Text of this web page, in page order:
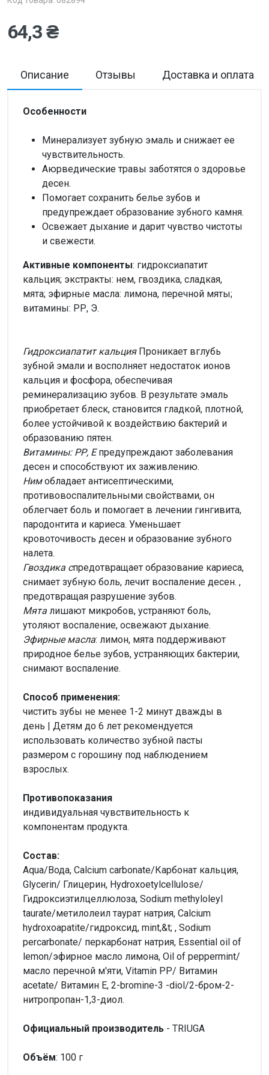
64,3 ₴
Описание Отзывы Доставка и оплата
Особенности
Минерализует зубную эмаль и снижает ее
чувствительность.
Аюрведические травы заботятся о здоровье
десен.
Помогает сохранить белье зубов и
предупреждает образование зубного камня.
Освежает дыхание и дарит чувство чистоты
и свежести.
Активные компоненты: гидроксиапатит
кальция; экстракты: нем, гвоздика, сладкая,
мята; эфирные масла: лимона, перечной мяты;
витамины: РР, Э.
Гидроксиапатит кальцияПроникает вглубь
зубной эмали и восполняет недостаток ионов
кальция и фосфора, обеспечивая
реминерализацию зубов. В результате эмаль
приобретает блеск, становится гладкой, плотной,
более устойчивой к воздействию бактерий и
образованию пятен.
Витамины: РР, Eпредупреждают заболевания
десен и способствуют их заживлению.
Нимобладает антисептическими,
противовоспалительными свойствами, он
облегчает боль и помогает в лечении гингивита,
пародонтита и кариеса. Уменьшает
кровоточивость десен и образование зубного
налета.
Гвоздика спредотвращает образование кариеса,
снимает зубную боль, лечит воспаление десен. ,
предотвращая разрушение зубов.
Мята лишают микробов, устраняют боль,
утоляют воспаление, освежают дыхание.
Эфирные масла: лимон, мята поддерживают
природное белье зубов, устраняющих бактерии,
снимают воспаление.
Способ применения:
чистить зубы не менее 1-2 минут дважды в
день | Детям до 6 лет рекомендуется
использовать количество зубной пасты
размером с горошину под наблюдением
взрослых.
Противопоказания
индивидуальная чувствительность к
компонентам продукта.
Состав:
Aqua/Вода, Calcium carbonate/Карбонат кальция,
Glycerin/ Глицерин, Hydroxoetylcellulose/
Гидроксиэтилцеллюлоза, Sodium methyloleyl
taurate/метилолеил таурат натрия, Calcium
hydroxoapatite/гидроксид, mint,&t; , Sodium
percarbonate/ перкарбонат натрия, Essential oil of
lemon/эфирное масло лимона, Oil of peppermint/
масло перечной м'яти, Vitamin PP/ Витамин
acetate/ Витамин E, 2-bromine-3 -diol/2-бром-2-
нитропропан-1,3-диол.
Официальный производитель - TRIUGA
Объём: 100 г